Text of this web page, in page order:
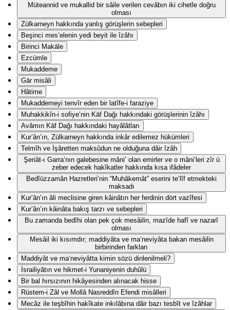
Müteannid ve mukallid bir sâile verilen cevâbın iki cihetle doğru
olması
Zülkarneyn hakkında yanlış görüşlerin sebepleri
Beşinci mes’elenin yedi beyit ile îzâhı
Birinci Makāle
Ezcümle
Mukaddeme
Gār misâli
Hâtime
Mukaddemeyi tenvîr eden bir latîfe-i faraziye
Muhakkikîn-i sofiye’nin Kāf Dağı hakkındaki görüşlerinin îzâhı
Avâmın Kāf Dağı hakkındaki hayâlâtları
Kur’ân’ın, Zülkarneyn hakkında inkâr edilemez hükümleri
Telmîh ve İşâretten maksûdun ne olduğuna dâir îzâh
Şeriât-ı Garra’nın galebesine mâni‘ olan emirler ve o mâni‘leri zîr ü
zeber edecek hakîkatler hakkında kısa ifâdeler
Bedîüzzamân Hazretleri’nin “Muhâkemât” eserini te’lîf etmekteki
maksadı
Kur’ân’ın âli meclisine giren kâinâtın her ferdinin dört vazîfesi
Kur’ân’ın kâinâta bakış tarzı ve sebepleri
Bu zamanda bedîhi olan pek çok mesâilin, mazîde hafî ve nazarî
olması
Mesâil iki kısımdır; maddiyâta ve ma‘neviyâta bakan mesâilin
birbirinden farkları
Maddiyât ve ma‘neviyâtta kimin sözü dinlenilmeli?
İsrailiyâtın ve hikmet-i Yunaniyenin duhûlü
Bir bal hırsızının hikâyesinden alınacak hisse
Rüstem-i Zâl ve Mollâ Nasreddîn Efendi misâlleri
Mecâz ile teşbîhin hakîkate inkılâbına dâir bazı tesbît ve îzâhlar